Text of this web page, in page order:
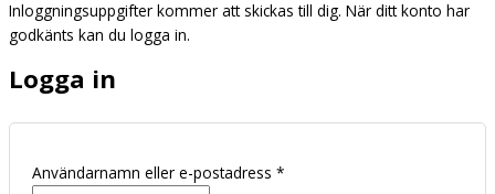
Inloggningsuppgifter kommer att skickas till dig. När ditt konto har
godkänts kan du logga in.
Logga in
Användarnamn eller e-postadress *